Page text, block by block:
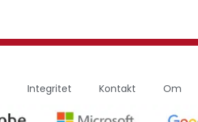
Integritet Kontakt Om